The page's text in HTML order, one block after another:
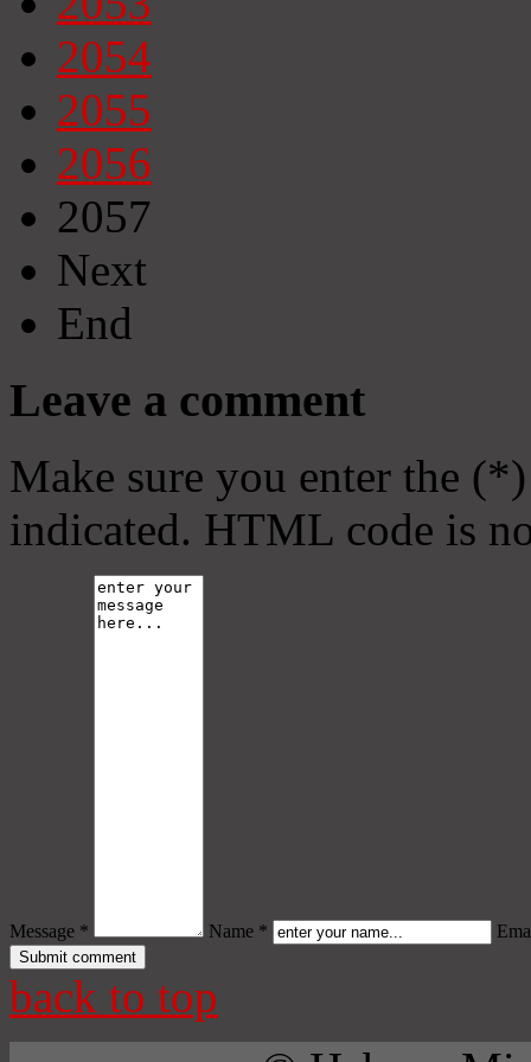
2054
2055
2056
2057
Next
End
Leave a comment
Make sure you enter the
indicated. HTML code is
Message * Name *
back to top